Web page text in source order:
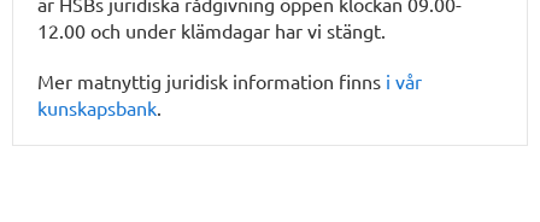
12.00 och under klämdagar har vi stängt.
Mer matnyttig juridisk information finns i vår
kunskapsbank.